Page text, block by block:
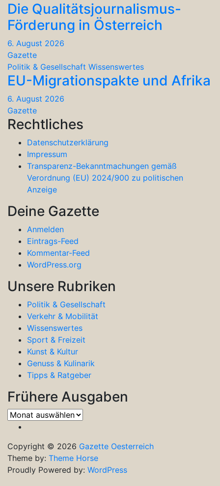
Die Qualitätsjournalismus-
Förderung in Österreich
6. August 2026
Gazette
Politik & Gesellschaft Wissenswertes
EU-Migrationspakte und Afrika
6. August 2026
Gazette
Rechtliches
Datenschutzerklärung
Impressum
Transparenz-Bekanntmachungen gemäß
Verordnung (EU) 2024/900 zu politischen
Anzeige
Deine Gazette
Anmelden
Eintrags-Feed
Kommentar-Feed
WordPress.org
Unsere Rubriken
Politik & Gesellschaft
Verkehr & Mobilität
Wissenswertes
Sport & Freizeit
Kunst & Kultur
Genuss & Kulinarik
Tipps & Ratgeber
Frühere Ausgaben
Frühere
Ausgaben
Copyright © 2026 Gazette Oesterreich
Theme by: Theme Horse
Proudly Powered by: WordPress